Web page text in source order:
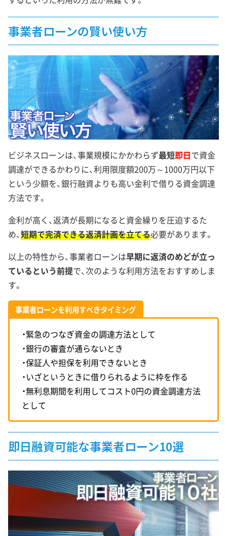
事業者ローンの賢い使い方
ビジネスローンは、事業規模にかかわらず最短即日で資金
調達ができるかわりに、利用限度額200万～1000万円以下
という少額を、銀行融資よりも高い金利で借りる資金調達
方法です。
金利が高く、返済が長期になると資金繰りを圧迫するた
め、短期で完済できる返済計画を立てる必要があります。
以上の特性から、事業者ローンは早期に返済のめどが立っ
ているという前提で、次のような利用方法をおすすめしま
す。
事業者ローンを利用すべきタイミング
・緊急のつなぎ資金の調達方法として
・銀行の審査が通らないとき
・保証人や担保を利用できないとき
・いざというときに借りられるように枠を作る
・無利息期間を利用してコスト0円の資金調達方法
として
即日融資可能な事業者ローン10選